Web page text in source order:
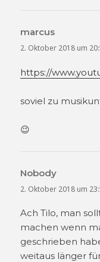
marcus
2. Oktober 2018 um
https://
soviel zu
😉
Nobody
2. Oktober 2018 um
Ach Tilo, man
machen wenn
geschrieben
weitaus länger